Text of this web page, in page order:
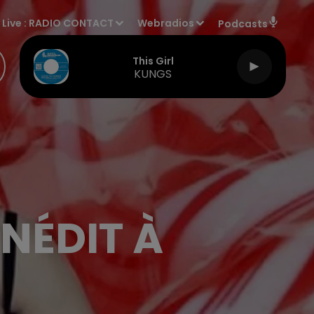
Live : RADIO CONTACT Webradios Podcasts
This Girl
KUNGS
À